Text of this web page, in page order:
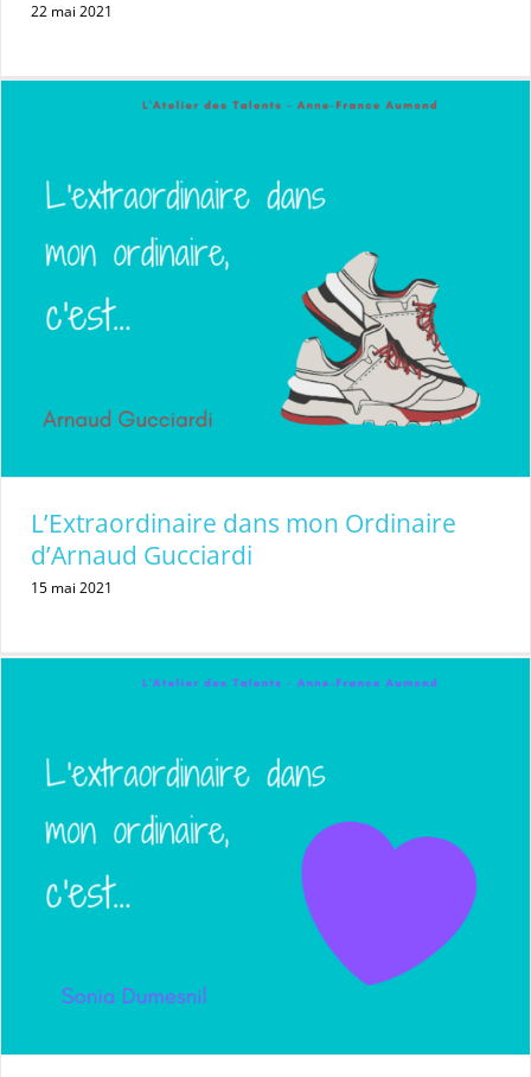
22 mai 2021
L’Extraordinaire dans mon Ordinaire
d’Arnaud Gucciardi
15 mai 2021